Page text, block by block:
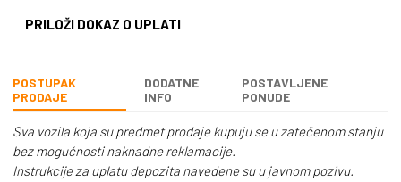
PRILOŽI DOKAZ O UPLATI
POSTUPAK
PRODAJE
DODATNE
INFO
POSTAVLJENE
PONUDE
Sva vozila koja su predmet prodaje kupuju se u zatečenom stanju
bez mogućnosti naknadne reklamacije.
Instrukcije za uplatu depozita navedene su u javnom pozivu.